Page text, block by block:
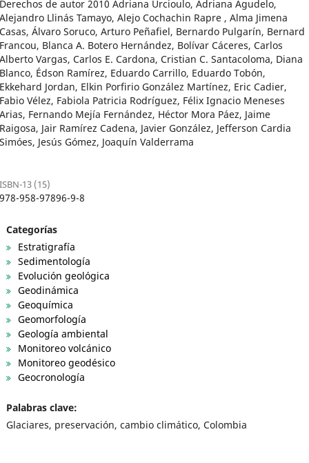
Derechos de autor 2010 Adriana Urcioulo, Adriana Agudelo,
Alejandro Llinás Tamayo, Alejo Cochachin Rapre , Alma Jimena
Casas, Álvaro Soruco, Arturo Peñafiel, Bernardo Pulgarín, Bernard
Francou, Blanca A. Botero Hernández, Bolívar Cáceres, Carlos
Alberto Vargas, Carlos E. Cardona, Cristian C. Santacoloma, Diana
Blanco, Édson Ramírez, Eduardo Carrillo, Eduardo Tobón,
Ekkehard Jordan, Elkin Porfirio González Martínez, Eric Cadier,
Fabio Vélez, Fabiola Patricia Rodríguez, Félix Ignacio Meneses
Arias, Fernando Mejía Fernández, Héctor Mora Páez, Jaime
Raigosa, Jair Ramírez Cadena, Javier González, Jefferson Cardia
Simóes, Jesús Gómez, Joaquín Valderrama
ISBN-13 (15)
978-958-97896-9-8
Categorías
Estratigrafía
Sedimentología
Evolución geológica
Geodinámica
Geoquímica
Geomorfología
Geología ambiental
Monitoreo volcánico
Monitoreo geodésico
Geocronología
Palabras clave:
Glaciares, preservación, cambio climático, Colombia